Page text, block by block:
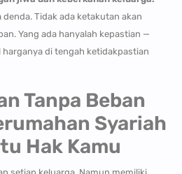
denda. Tidak ada ketakutan akan
Yang ada hanyalah kepastian —
di tengah ketidakpastian
Tanpa Beban
Syariah
Hak Kamu